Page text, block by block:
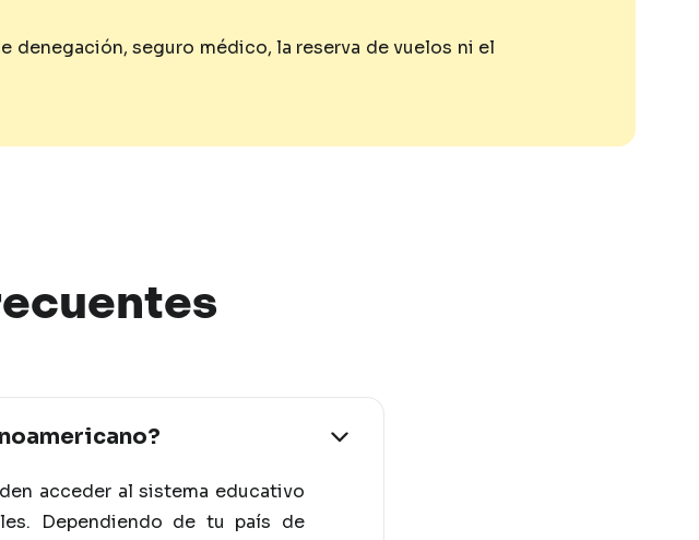
denegación, seguro médico, la reserva de vuelos ni el
uentes
acceder al sistema educativo
Dependiendo de tu país de